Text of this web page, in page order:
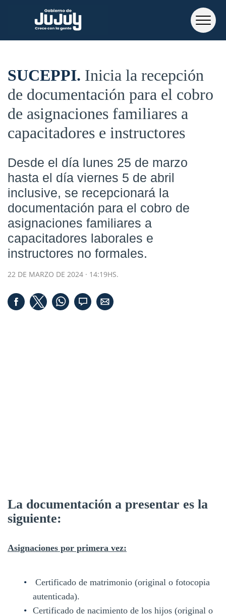
SUCEPPI Inicia la recepción
de documentación para el cobro
de asignaciones familiares a
capacitadores e instructores
Desde el día lunes 25 de marzo
hasta el día viernes 5 de abril
inclusive, se recepcionará la
documentación para el cobro de
asignaciones familiares a
capacitadores laborales e
instructores no formales.
22 DE MARZO DE 2024 · 14:19HS.
La documentación a presentar es la
siguiente:
Asignaciones por primera vez:
Certificado de matrimonio (original o fotocopia
autenticada).
Certificado de nacimiento de los hijos (original o